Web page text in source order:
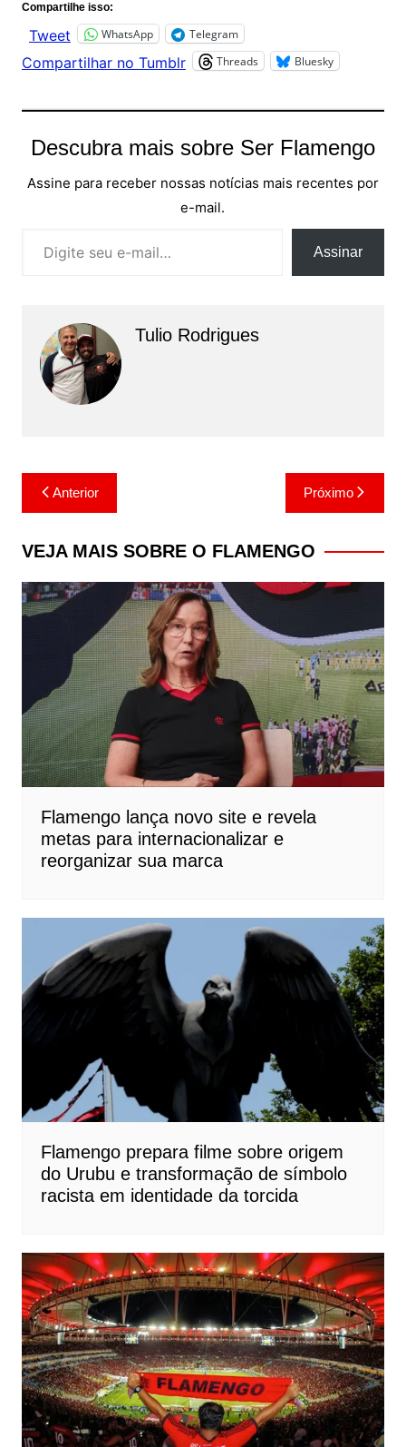
Compartilhe isso:
Tweet WhatsApp Telegram
Compartilhar no Tumblr Threads Bluesky
Descubra mais sobre Ser Flamengo
Assine para receber nossas notícias mais recentes por
e-mail.
Assinar
Tulio Rodrigues
Navegação
de
Post
Anterior Próximo
VEJA MAIS SOBRE O FLAMENGO
Flamengo lança novo site e revela
metas para internacionalizar e
reorganizar sua marca
Flamengo prepara filme sobre origem
do Urubu e transformação de símbolo
racista em identidade da torcida